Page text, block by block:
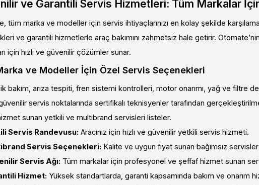
ve Garantili Servis Hizmetleri: Tüm Markalar İçin
tüm marka ve modeller için servis ihtiyaçlarınızı en kolay şekilde
ve garantili hizmetlerle araç bakımını zahmetsiz hale getirir. Otomate’nin
için hızlı ve güvenilir çözümler sunar.
ve Modeller İçin Özel Servis Seçenekleri
bakım, arıza tespiti, fren sistemi kontrolleri, motor onarımı, yağ ve filtre
servis noktalarında sertifikalı teknisyenler tarafından
sunan yetkili ve multibrand servisleri listeler.
Servis Randevusu: Aracınız için hızlı ve güvenilir yetkili servis hizmeti.
Servis Seçenekleri: Kalite ve uygun fiyat sunan bağımsız
Servis Ağı: Tüm markalar için profesyonel ve şeffaf hizmet sunan
Hizmet: Yüksek standartlarda, garanti kapsamında bakım ve onarım